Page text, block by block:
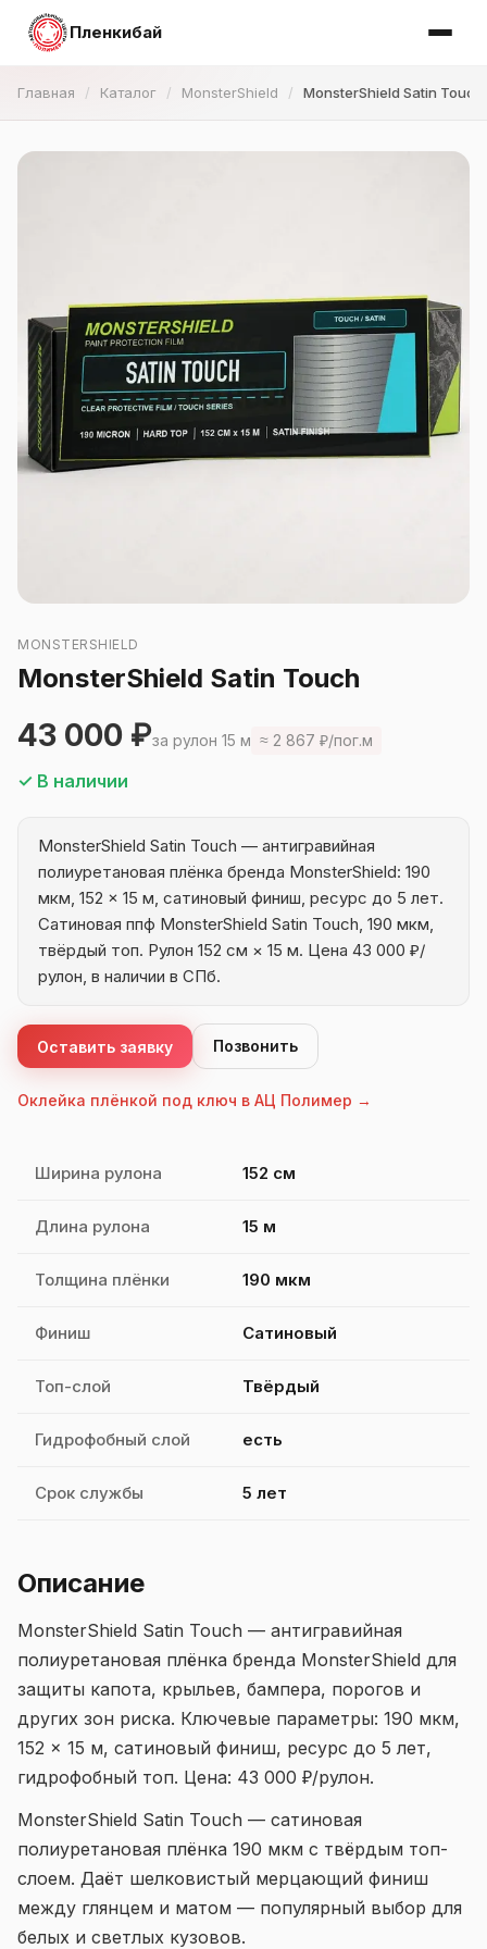
Пленкибай
Главная Каталог MonsterShield MonsterShield Satin Touch
MONSTERSHIELD
MonsterShield Satin Touch
43 000 ₽за рулон 15 м ≈ 2 867 ₽/пог.м
✓ В наличии
MonsterShield Satin Touch — антигравийная
полиуретановая плёнка бренда MonsterShield: 190
мкм, 152 × 15 м, сатиновый финиш, ресурс до 5 лет.
Сатиновая ппф MonsterShield Satin Touch, 190 мкм,
твёрдый топ. Рулон 152 см × 15 м. Цена 43 000 ₽/
рулон, в наличии в СПб.
Оставить заявку Позвонить
Оклейка плёнкой под ключ в АЦ Полимер →
Ширина рулона 152 см
Длина рулона 15 м
Толщина плёнки 190 мкм
Финиш Сатиновый
Топ-слой Твёрдый
Гидрофобный слой есть
Срок службы 5 лет
Описание
MonsterShield Satin Touch — антигравийная
полиуретановая плёнка бренда MonsterShield для
защиты капота, крыльев, бампера, порогов и
других зон риска. Ключевые параметры: 190 мкм,
152 × 15 м, сатиновый финиш, ресурс до 5 лет,
гидрофобный топ. Цена: 43 000 ₽/рулон.
MonsterShield Satin Touch — сатиновая
полиуретановая плёнка 190 мкм с твёрдым топ-
слоем. Даёт шелковистый мерцающий финиш
между глянцем и матом — популярный выбор для
белых и светлых кузовов.